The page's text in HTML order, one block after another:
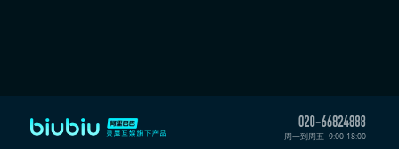
周一到周五 9:00-18:00